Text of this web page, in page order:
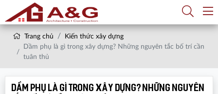
Trang chủ
Kiến thức xây dựng
Dầm phụ là gì trong xây dựng? Những nguyên tắc bố trí cần
tuân thủ
Dầm phụ là gì trong xây dựng? Những nguyên